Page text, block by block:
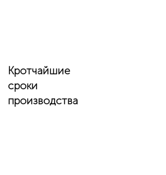
Кротчайшие
сроки
производства